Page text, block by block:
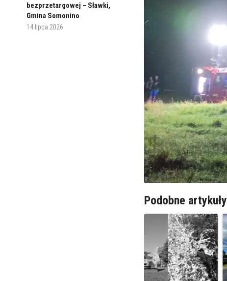
bezprzetargowej – Sławki,
Gmina Somonino
14 lipca 2026
Podobne artykuły